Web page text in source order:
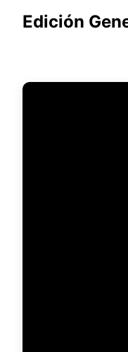
Edición